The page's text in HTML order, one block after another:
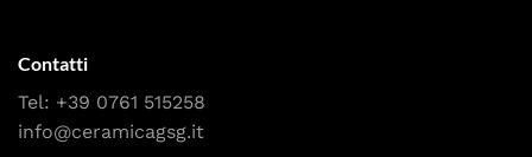
Contatti
Tel: +39 0761 515258
info@ceramicagsg.it